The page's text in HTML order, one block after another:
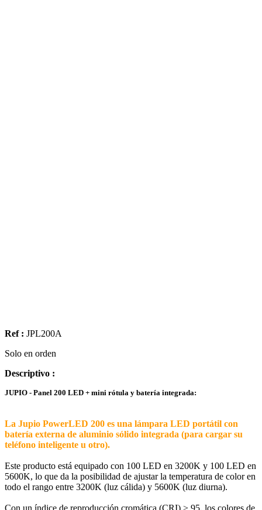
Ref : JPL200A
Solo en orden
Descriptivo :
JUPIO - Panel 200 LED + mini rótula y batería integrada:
La Jupio PowerLED 200 es una lámpara LED portátil con
batería externa de aluminio sólido integrada (para cargar su
teléfono inteligente u otro).
Este producto está equipado con 100 LED en 3200K y 100 LED en
5600K, lo que da la posibilidad de ajustar la temperatura de color en
todo el rango entre 3200K (luz cálida) y 5600K (luz diurna).
Con un índice de reproducción cromática (CRI) > 95, los colores de